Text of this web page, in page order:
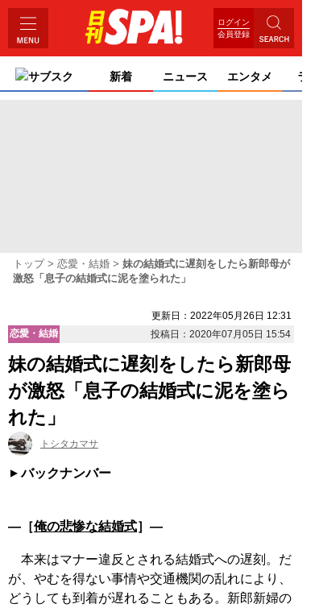
ログイン
会員登録
サブスク 新着 ニュース エンタメ ライ
トップ 恋愛・結婚
妹の結婚式に遅刻をしたら新郎母が
激怒「息子の結婚式に泥を塗られた」
更新日：2022年05月26日 12:31
恋愛・結婚
投稿日：2020年07月05日 15:54
妹の結婚式に遅刻をしたら新郎母
が激怒「息子の結婚式に泥を塗ら
れた」
トシタカマサ
バックナンバー
―［俺の悲惨な結婚式］―
本来はマナー違反とされる結婚式への遅刻。だ
が、やむを得ない事情や交通機関の乱れにより、
どうしても到着が遅れることもある。新郎新婦の